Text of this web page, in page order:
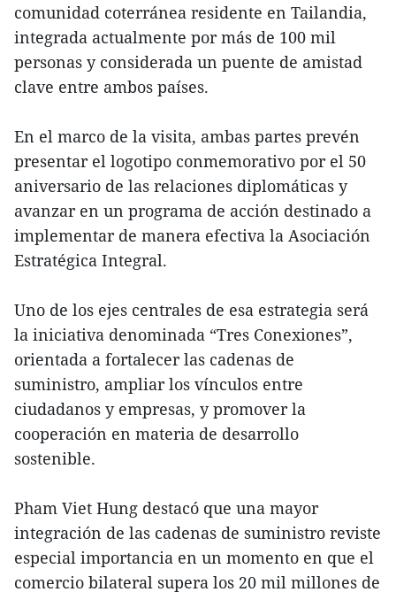
comunidad coterránea residente en Tailandia,
integrada actualmente por más de 100 mil
personas y considerada un puente de amistad
clave entre ambos países.
En el marco de la visita, ambas partes prevén
presentar el logotipo conmemorativo por el 50
aniversario de las relaciones diplomáticas y
avanzar en un programa de acción destinado a
implementar de manera efectiva la Asociación
Estratégica Integral.
Uno de los ejes centrales de esa estrategia será
la iniciativa denominada “Tres Conexiones”,
orientada a fortalecer las cadenas de
suministro, ampliar los vínculos entre
ciudadanos y empresas, y promover la
cooperación en materia de desarrollo
sostenible.
Pham Viet Hung destacó que una mayor
integración de las cadenas de suministro reviste
especial importancia en un momento en que el
comercio bilateral supera los 20 mil millones de